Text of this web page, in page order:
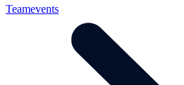
Teamevents